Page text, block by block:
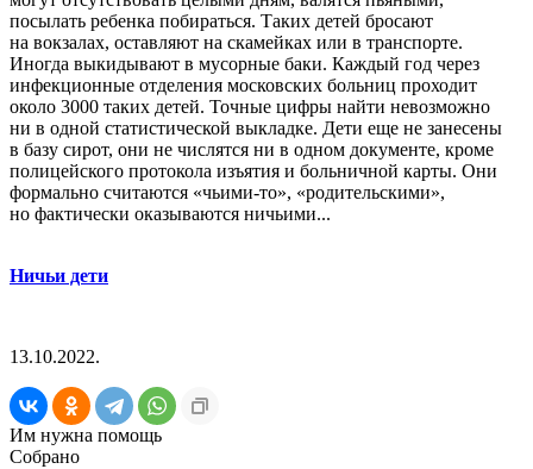
посылать ребенка побираться. Таких детей бросают
на вокзалах, оставляют на скамейках или в транспорте.
Иногда выкидывают в мусорные баки. Каждый год через
инфекционные отделения московских больниц проходит
около 3000 таких детей. Точные цифры найти невозможно
ни в одной статистической выкладке. Дети еще не занесены
в базу сирот, они не числятся ни в одном документе, кроме
полицейского протокола изъятия и больничной карты. Они
формально считаются «чьими-то», «родительскими»,
но фактически оказываются ничьими...
Ничьи дети
13.10.2022.
Им нужна помощь
Собрано